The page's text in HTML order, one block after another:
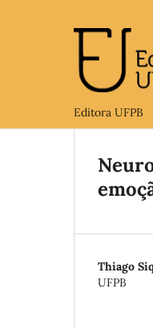
Editora UFPB
Thiago
UFPB